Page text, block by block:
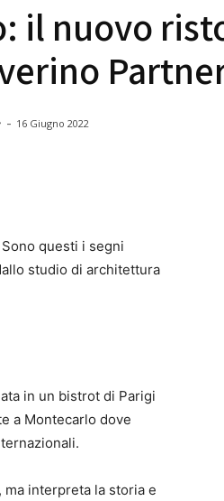
il nuovo
- 16 Giugno 2022
questi i segni
studio di architettura
in un bistrot di Parigi
a Montecarlo dove
ma interpreta la storia e